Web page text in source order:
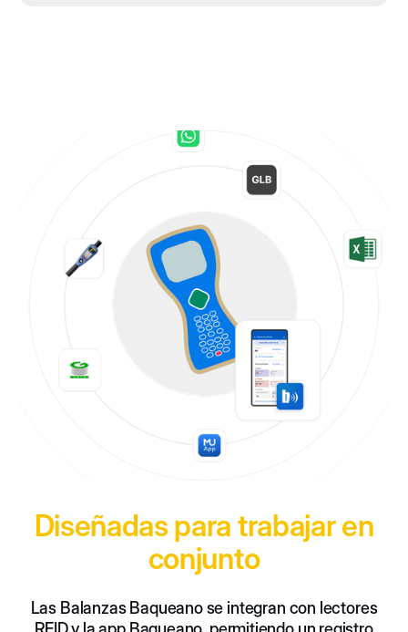
Diseñadas para trabajar en
conjunto
Las Balanzas Baqueano se integran con lectores